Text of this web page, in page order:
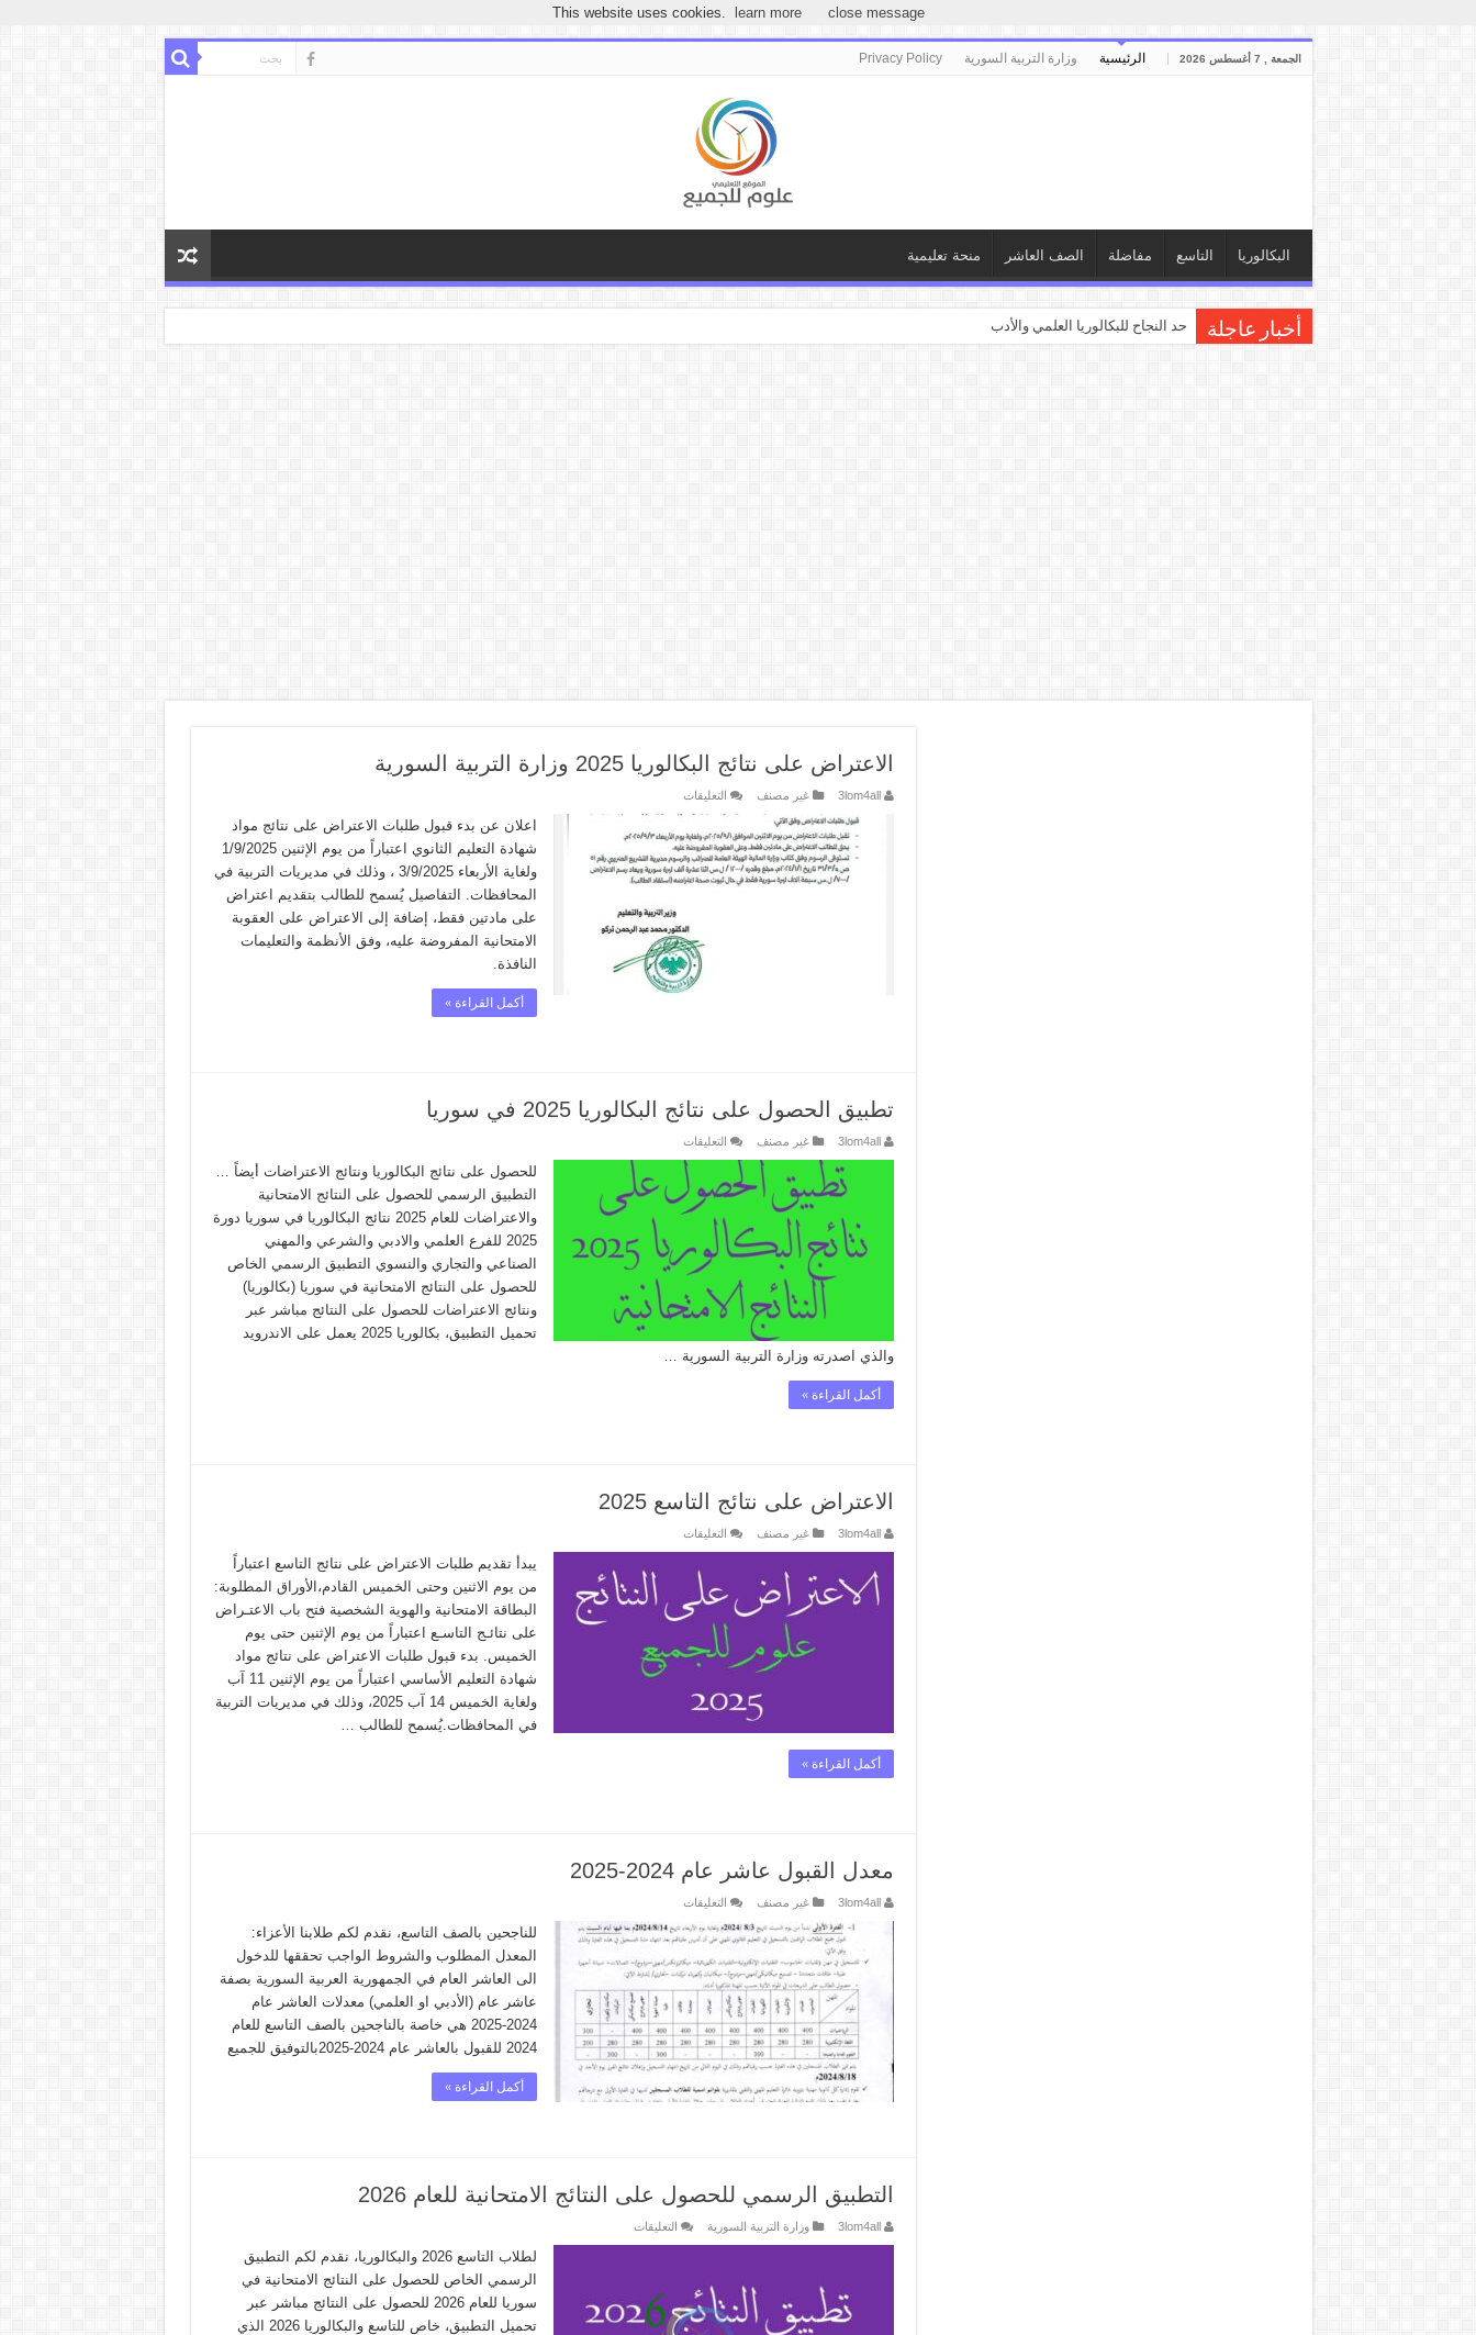
مرحباً بكـ بموقع علوم للجميع
الجمعة , 7 أغسطس 2026 الرئيسية وزارة التربية السورية Privacy Policy
البكالوريا التاسع مفاضلة الصف العاشر منحة تعليمية
أخبار عاجلة حد النجاح للبكالوريا العلمي والأدبي
الاعتراض على نتائج البكالوريا 2025 وزارة التربية السورية
3lom4all غير مصنف التعليقات
نتائج
البكالوريا
2025
وزارة
السورية
مغلقة
اعلان عن بدء قبول طلبات الاعتراض على نتائج مواد
شهادة التعليم الثانوي اعتباراً من يوم الإثنين 1/9/2025
ولغاية الأربعاء 3/9/2025 ، وذلك في مديريات التربية في
المحافظات. التفاصيل يُسمح للطالب بتقديم اعتراض
على مادتين فقط، إضافة إلى الاعتراض على العقوبة
الامتحانية المفروضة عليه، وفق الأنظمة والتعليمات
النافذة.
أكمل القراءة »
تطبيق الحصول على نتائج البكالوريا 2025 في سوريا
3lom4all غير مصنف التعليقات
على
نتائج
البكالوريا
2025
في
سوريا
مغلقة
للحصول على نتائج البكالوريا ونتائج الاعتراضات أيضاً …
التطبيق الرسمي للحصول على النتائج الامتحانية
والاعتراضات للعام 2025 نتائج البكالوريا في سوريا دورة
2025 للفرع العلمي والادبي والشرعي والمهني
الصناعي والتجاري والنسوي التطبيق الرسمي الخاص
للحصول على النتائج الامتحانية في سوريا (بكالوريا)
ونتائج الاعتراضات للحصول على النتائج مباشر عبر
تحميل التطبيق، بكالوريا 2025 يعمل على الاندرويد
والذي اصدرته وزارة التربية السورية …
أكمل القراءة »
الاعتراض على نتائج التاسع 2025
3lom4all غير مصنف التعليقات
التاسع
2025
مغلقة
يبدأ تقديم طلبات الاعتراض على نتائج التاسع اعتباراً
من يوم الاثنين وحتى الخميس القادم،الأوراق المطلوبة:
البطاقة الامتحانية والهوية الشخصية فتح باب الاعتـراض
على نتائـج التاسـع اعتباراً من يوم الإثنين حتى يوم
الخميس. بدء قبول طلبات الاعتراض على نتائج مواد
شهادة التعليم الأساسي اعتباراً من يوم الإثنين 11 آب
ولغاية الخميس 14 آب 2025، وذلك في مديريات التربية
في المحافظات.يُسمح للطالب …
أكمل القراءة »
معدل القبول عاشر عام 2024-2025
3lom4all غير مصنف التعليقات
القبول
عاشر
عام
2024-
مغلقة
للناجحين بالصف التاسع، نقدم لكم طلابنا الأعزاء:
المعدل المطلوب والشروط الواجب تحققها للدخول
الى العاشر العام في الجمهورية العربية السورية بصفة
عاشر عام (الأدبي او العلمي) معدلات العاشر عام
2024-2025 هي خاصة بالناجحين بالصف التاسع للعام
2024 للقبول بالعاشر عام 2024-2025بالتوفيق للجميع
أكمل القراءة »
التطبيق الرسمي للحصول على النتائج الامتحانية للعام 2026
3lom4all وزارة التربية السورية التعليقات
الامتحانية
للعام
لطلاب التاسع 2026 والبكالوريا، نقدم لكم التطبيق
الرسمي الخاص للحصول على النتائج الامتحانية في
سوريا للعام 2026 للحصول على النتائج مباشر عبر
تحميل التطبيق، خاص للتاسع والبكالوريا 2026 الذي
This website uses cookies. learn more close message